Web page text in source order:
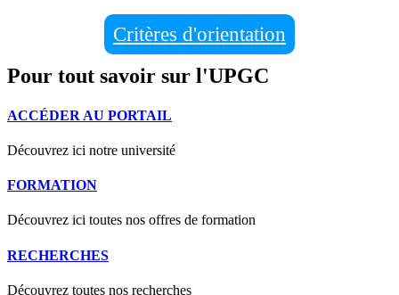
Critères d'orientation
Pour tout savoir sur l'UPGC
ACCÉDER AU PORTAIL
Découvrez ici notre université
FORMATION
Découvrez ici toutes nos offres de formation
RECHERCHES
Découvrez toutes nos recherches